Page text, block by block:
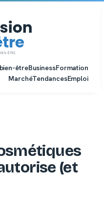
êtreBusinessFormation
MarchéTendancesEmploi
(et